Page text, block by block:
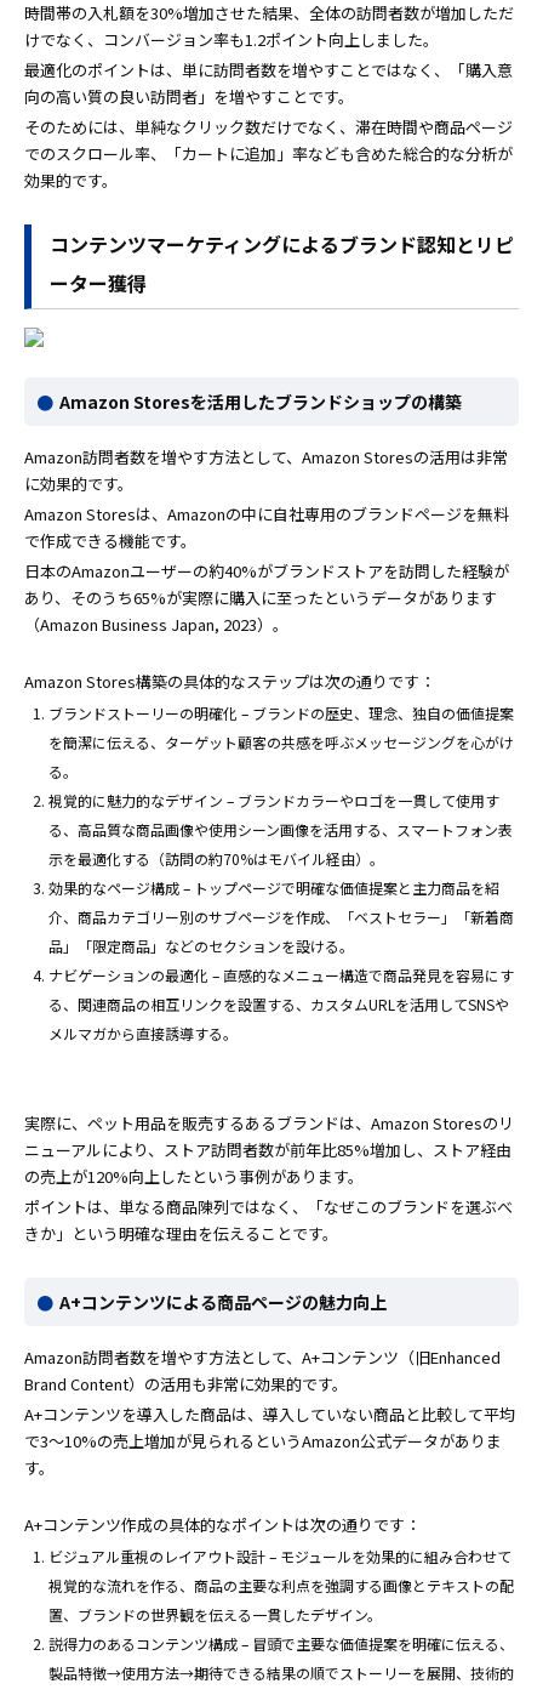
時間帯の入札額を30%増加させた結果、全体の訪問者数が増加しただ
けでなく、コンバージョン率も1.2ポイント向上しました。
最適化のポイントは、単に訪問者数を増やすことではなく、「購入意
向の高い質の良い訪問者」を増やすことです。
そのためには、単純なクリック数だけでなく、滞在時間や商品ページ
でのスクロール率、「カートに追加」率なども含めた総合的な分析が
効果的です。
コンテンツマーケティングによるブランド認知とリピ
ーター獲得
Amazon Storesを活用したブランドショップの構築
Amazon訪問者数を増やす方法として、Amazon Storesの活用は非常
に効果的です。
Amazon Storesは、Amazonの中に自社専用のブランドページを無料
で作成できる機能です。
日本のAmazonユーザーの約40%がブランドストアを訪問した経験が
あり、そのうち65%が実際に購入に至ったというデータがあります
（Amazon Business Japan, 2023）。
Amazon Stores構築の具体的なステップは次の通りです：
ブランドストーリーの明確化 – ブランドの歴史、理念、独自の価値提案
を簡潔に伝える、ターゲット顧客の共感を呼ぶメッセージングを心がけ
る。
視覚的に魅力的なデザイン – ブランドカラーやロゴを一貫して使用す
る、高品質な商品画像や使用シーン画像を活用する、スマートフォン表
示を最適化する（訪問の約70%はモバイル経由）。
効果的なページ構成 – トップページで明確な価値提案と主力商品を紹
介、商品カテゴリー別のサブページを作成、「ベストセラー」「新着商
品」「限定商品」などのセクションを設ける。
ナビゲーションの最適化 – 直感的なメニュー構造で商品発見を容易にす
る、関連商品の相互リンクを設置する、カスタムURLを活用してSNSや
メルマガから直接誘導する。
実際に、ペット用品を販売するあるブランドは、Amazon Storesのリ
ニューアルにより、ストア訪問者数が前年比85%増加し、ストア経由
の売上が120%向上したという事例があります。
ポイントは、単なる商品陳列ではなく、「なぜこのブランドを選ぶべ
きか」という明確な理由を伝えることです。
A+コンテンツによる商品ページの魅力向上
Amazon訪問者数を増やす方法として、A+コンテンツ（旧Enhanced
Brand Content）の活用も非常に効果的です。
A+コンテンツを導入した商品は、導入していない商品と比較して平均
で3〜10%の売上増加が見られるというAmazon公式データがありま
す。
A+コンテンツ作成の具体的なポイントは次の通りです：
ビジュアル重視のレイアウト設計 – モジュールを効果的に組み合わせて
視覚的な流れを作る、商品の主要な利点を強調する画像とテキストの配
置、ブランドの世界観を伝える一貫したデザイン。
説得力のあるコンテンツ構成 – 冒頭で主要な価値提案を明確に伝える、
製品特徴→使用方法→期待できる結果の順でストーリーを展開、技術的